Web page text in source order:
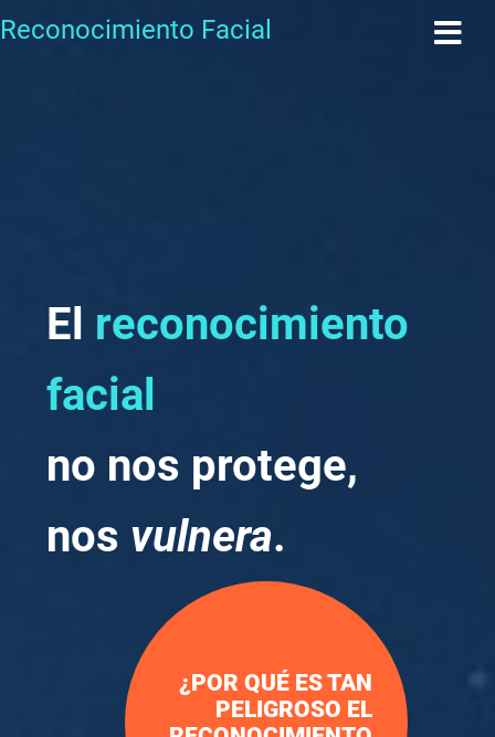
Reconocimiento Facial
El reconocimiento
facial
no nos protege,
nos vulnera.
¿POR QUÉ ES TAN
PELIGROSO EL